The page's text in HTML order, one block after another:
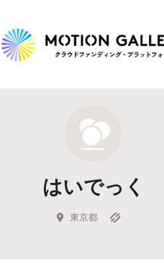
新着プロジェクト
Feature
キュレーターから探す
はいでっく
東京都